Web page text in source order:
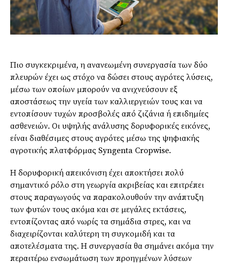
Πιο συγκεκριμένα, η ανανεωμένη συνεργασία των δύο
πλευρών έχει ως στόχο να δώσει στους αγρότες λύσεις,
μέσω των οποίων μπορούν να ανιχνεύσουν εξ
αποστάσεως την υγεία των καλλιεργειών τους και να
εντοπίσουν τυχών προσβολές από ζιζάνια ή επιδημίες
ασθενειών. Οι υψηλής ανάλυσης δορυφορικές εικόνες,
είναι διαθέσιμες στους αγρότες μέσω της ψηφιακής
αγροτικής πλατφόρμας Syngenta Cropwise.
Η δορυφορική απεικόνιση έχει αποκτήσει πολύ
σημαντικό ρόλο στη γεωργία ακριβείας και επιτρέπει
στους παραγωγούς να παρακολουθούν την ανάπτυξη
των φυτών τους ακόμα και σε μεγάλες εκτάσεις,
εντοπίζοντας από νωρίς τα σημάδια στρες, και να
διαχειρίζονται καλύτερη τη συγκομιδή και τα
αποτελέσματα της. Η συνεργασία θα σημάνει ακόμα την
περαιτέρω ενσωμάτωση των προηγμένων λύσεων